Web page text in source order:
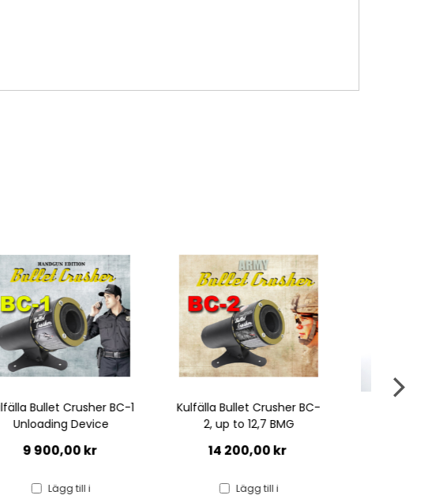
Kulfälla Bullet Crusher BC-
2, up to 12,7 BMG
14 200,00 kr
Lägg till i
Stand tripod BC1/BC2
2 800,00 kr